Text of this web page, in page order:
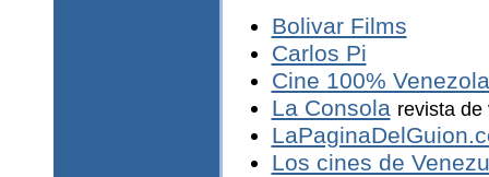
Bolivar Films
Carlos Pi
Cine 100%
La Consola revista de
Los cines de